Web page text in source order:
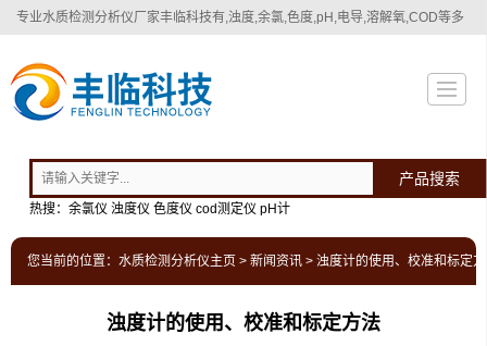
专业水质检测分析仪厂家丰临科技有,浊度,余氯,色度,pH,电导,溶解氧,COD等多
产品搜索
热搜：余氯仪 浊度仪 色度仪 cod测定仪 pH计
您当前的位置： 水质检测分析仪主页 > 新闻资讯 > 浊度计的使用、校准和标定
浊度计的使用、校准和标定方法